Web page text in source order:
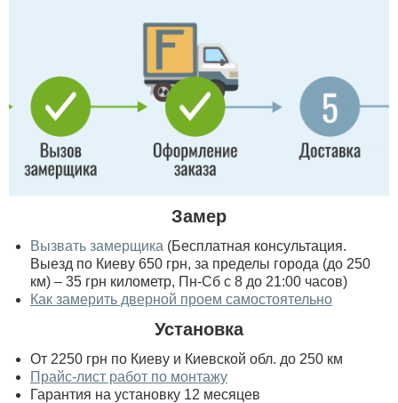
Замер
Вызвать замерщика (Бесплатная консультация.
Выезд по Киеву 650 грн, за пределы города (до 250
км) – 35 грн километр, Пн-Сб с 8 до 21:00 часов)
Как замерить дверной проем самостоятельно
Установка
От 2250 грн по Киеву и Киевской обл. до 250 км
Прайс-лист работ по монтажу
Гарантия на установку 12 месяцев